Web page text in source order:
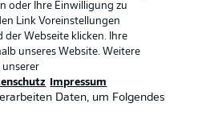
Impressum
Spieler
oder Ihre Einwilligung zu
Link Voreinstellungen
Webseite klicken. Ihre
unseres Website. Weitere
unserer
Impressum
Daten, um Folgendes